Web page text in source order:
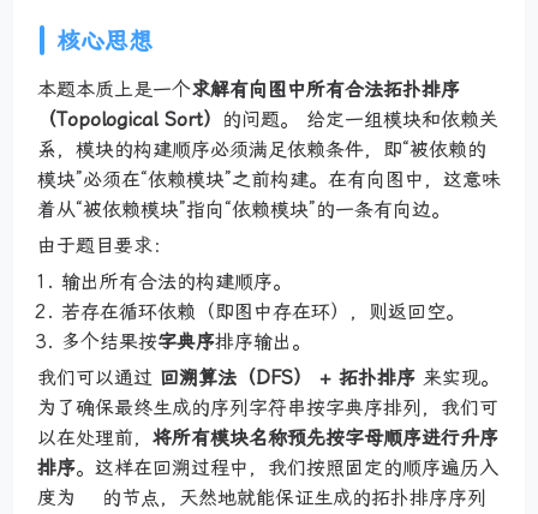
核心思想
本题本质上是一个求解有向图中所有合法拓扑排序
（Topological Sort）
的问题。 给定一组模块和依赖关
系，模块的构建顺序必须满足依赖条件，即“被依赖的
模块”必须在“依赖模块”之前构建。在有向图中，这意味
着从“被依赖模块”指向“依赖模块”的一条有向边。
由于题目要求：
输出所有合法的构建顺序。
若存在循环依赖（即图中存在环），则返回空。
多个结果按字典序排序输出。
我们可以通过 回溯算法（DFS） + 拓扑排序 来实现。
为了确保最终生成的序列字符串按字典序排列，我们可
以在处理前， 将所有模块名称预先按字母顺序进行升序
排序。这样在回溯过程中，我们按照固定的顺序遍历入
度为
的节点，天然地就能保证生成的拓扑排序序列